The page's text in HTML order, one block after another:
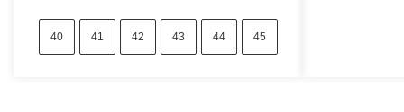
40 41 42 43 44 45